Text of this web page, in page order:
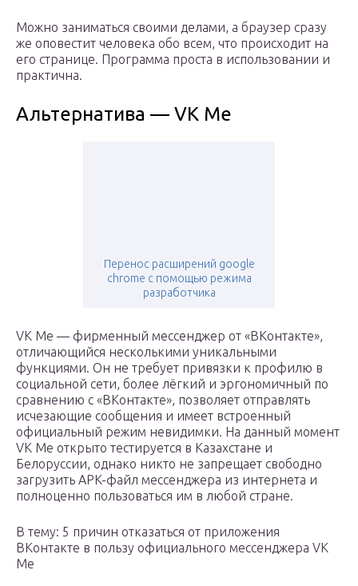
Можно заниматься своими делами, а браузер сразу
же оповестит человека обо всем, что происходит на
его странице. Программа проста в использовании и
практична.
Альтернатива — VK Me
Перенос расширений google
chrome с помощью режима
разработчика
VK Me — фирменный мессенджер от «ВКонтакте»,
отличающийся несколькими уникальными
функциями. Он не требует привязки к профилю в
социальной сети, более лёгкий и эргономичный по
сравнению с «ВКонтакте», позволяет отправлять
исчезающие сообщения и имеет встроенный
официальный режим невидимки. На данный момент
VK Me открыто тестируется в Казахстане и
Белоруссии, однако никто не запрещает свободно
загрузить APK-файл мессенджера из интернета и
полноценно пользоваться им в любой стране.
В тему: 5 причин отказаться от приложения
ВКонтакте в пользу официального мессенджера VK
Me